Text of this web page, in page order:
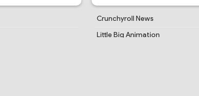
Crunchyroll News
Little Big Animation